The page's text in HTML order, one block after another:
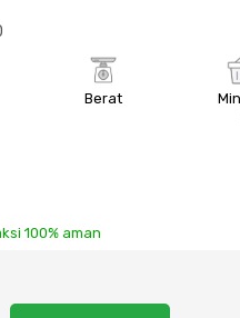
Sanitari & Aksesorisnya
Besi Profil & Plat
Pompa dan Pipa
Berat
100% aman